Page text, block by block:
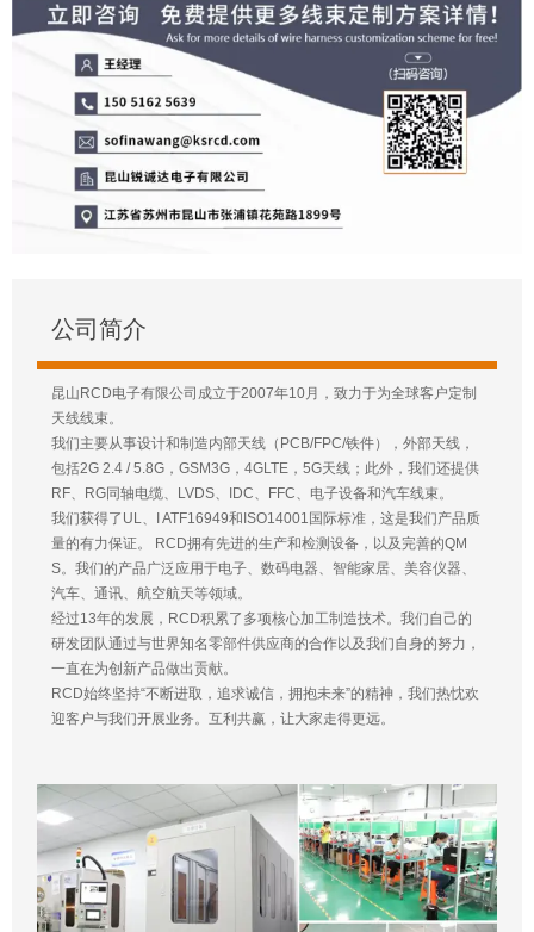
公司简介
昆山RCD电子有限公司成立于2007年10月，致力于为全球客户定制
天线线束。
我们主要从事设计和制造内部天线（PCB/FPC/铁件），外部天线，
包括2G 2.4 / 5.8G，GSM3G，4GLTE，5G天线；此外，我们还提供
RF、RG同轴电缆、LVDS、IDC、FFC、电子设备和汽车线束。
我们获得了UL、I ATF16949和ISO14001国际标准，这是我们产品质
量的有力保证。 RCD拥有先进的生产和检测设备，以及完善的QM
S。我们的产品广泛应用于电子、数码电器、智能家居、美容仪器、
汽车、通讯、航空航天等领域。
经过13年的发展，RCD积累了多项核心加工制造技术。我们自己的
研发团队通过与世界知名零部件供应商的合作以及我们自身的努力，
一直在为创新产品做出贡献。
RCD始终坚持“不断进取，追求诚信，拥抱未来”的精神，我们热忱欢
迎客户与我们开展业务。互利共赢，让大家走得更远。